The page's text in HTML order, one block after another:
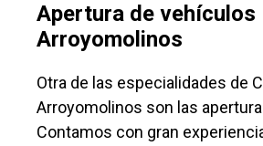
Apertura de vehículos
Arroyomolinos
Otra de las especialidades de
Arroyomolinos son las
Contamos con gran